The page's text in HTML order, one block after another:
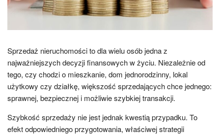
Sprzedaż nieruchomości to dla wielu osób jedna z
najważniejszych decyzji finansowych w życiu. Niezależnie od
tego, czy chodzi o mieszkanie, dom jednorodzinny, lokal
użytkowy czy działkę, większość sprzedających chce jednego:
sprawnej, bezpiecznej i możliwie szybkiej transakcji.
Szybkość sprzedaży nie jest jednak kwestią przypadku. To
efekt odpowiedniego przygotowania, właściwej strategii